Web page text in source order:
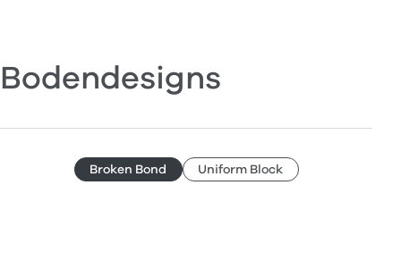
Bodendesigns
Broken Bond Uniform Block